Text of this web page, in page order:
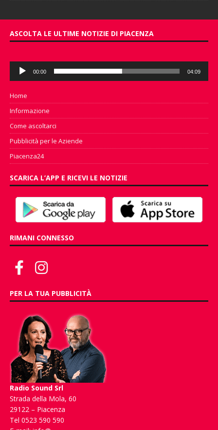
ASCOLTA LE ULTIME NOTIZIE DI PIACENZA
Audio
Player
00:00 04:09
Home
Informazione
Come ascoltarci
Pubblicità per le Aziende
Piacenza24
SCARICA L’APP E RICEVI LE NOTIZIE
RIMANI CONNESSO
PER LA TUA PUBBLICITÀ
Radio Sound Srl
Strada della Mola, 60
29122 – Piacenza
Tel 0523 590 590